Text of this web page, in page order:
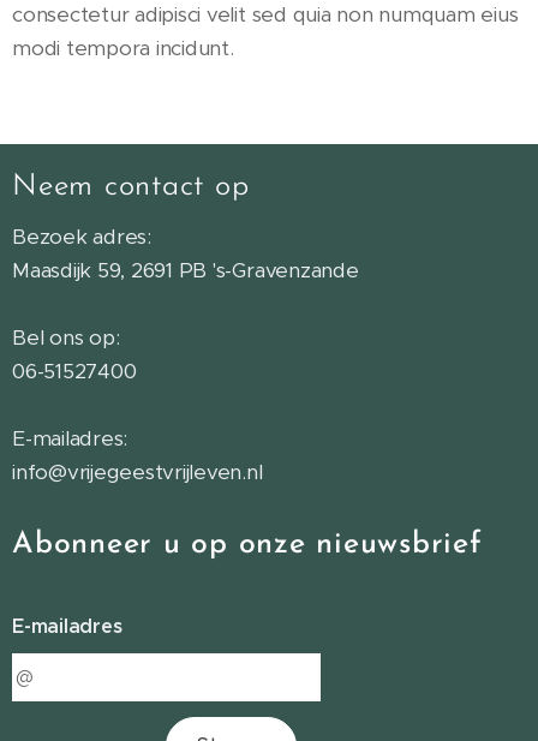
consectetur adipisci velit sed quia non numquam eius
modi tempora incidunt.
Neem contact op
Bezoek adres:
Maasdijk 59, 2691 PB 's-Gravenzande
Bel ons op:
06-51527400
E-mailadres:
info@vrijegeestvrijleven.nl
Abonneer u op onze nieuwsbrief
E-mailadres